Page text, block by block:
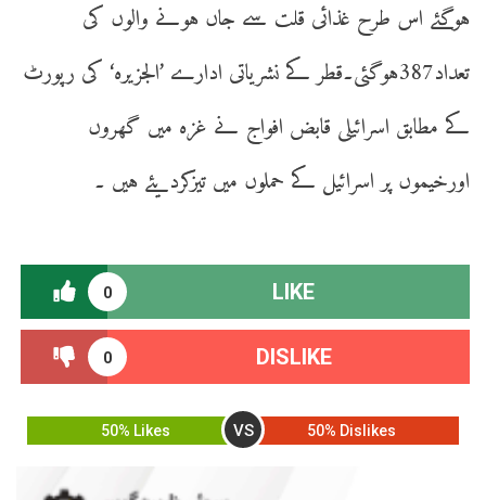
ہوگئے اس طرح غذائی قلت سے جاں ہونے والوں کی
تعداد387ہوگئی۔قطر کے نشریاتی ادارے ’الجزیرہ‘ کی رپورٹ
کے مطابق اسرائیلی قابض افواج نے غزہ میں گھروں
اورخیموں پر اسرائیل کے حملوں میں تیزکردیئے ہیں ۔
0 LIKE
0 DISLIKE
50% Likes VS 50% Dislikes